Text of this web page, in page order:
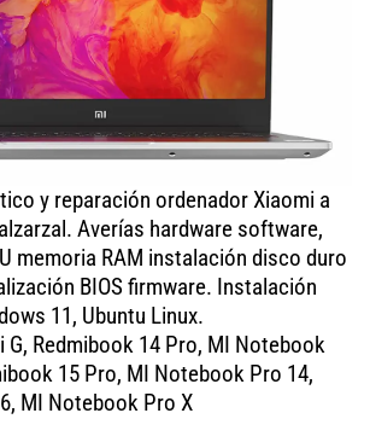
y reparación ordenador Xiaomi a
Averías hardware software,
memoria RAM instalación disco duro
BIOS firmware. Instalación
11, Ubuntu Linux.
G, Redmibook 14 Pro, MI Notebook
15 Pro, MI Notebook Pro 14,
MI Notebook Pro X